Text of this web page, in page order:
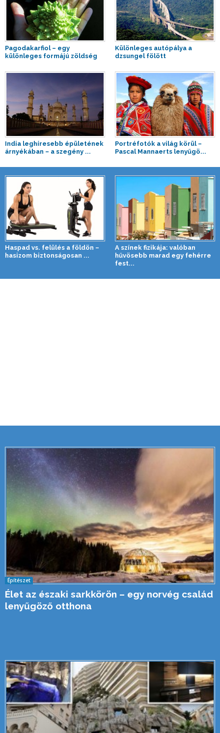
Pagodakarfiol – egy
különleges formájú zöldség
Különleges autópálya a
dzsungel fölött
India leghíresebb épületének
árnyékában – a szegény ...
Portréfotók a világ körül –
Pascal Mannaerts lenyűgö...
Haspad vs. felülés a földön –
hasizom biztonságosan ...
A színek fizikája: valóban
hűvösebb marad egy fehérre
fest...
Építészet
Élet az északi sarkkörön – egy norvég család
lenyűgöző otthona